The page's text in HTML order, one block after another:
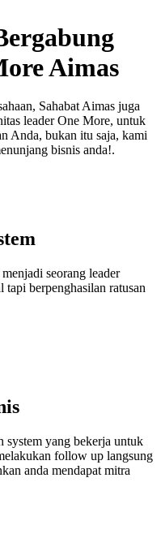
Aimas
Sahabat Aimas juga
leader One More, untuk
Anda, bukan itu saja, kami
bisnis anda!.
seorang leader
berpenghasilan ratusan
system yang bekerja untuk
follow up langsung
anda mendapat mitra